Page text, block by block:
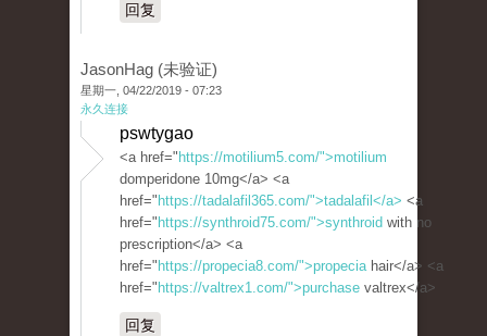
回复
JasonHag (未验证)
星期一, 04/22/2019 - 07:23
永久连接
pswtygao
<a href=" https://motilium5.com/">motilium
domperidone 10mg</a> <a
href=" https://tadalafil365.com/">tadalafil</a> <a
href=" https://synthroid75.com/">synthroid with no
prescription</a> <a
href=" https://propecia8.com/">propeciahair</a> <a
href=" https://valtrex1.com/">purchase valtrex</a>
回复